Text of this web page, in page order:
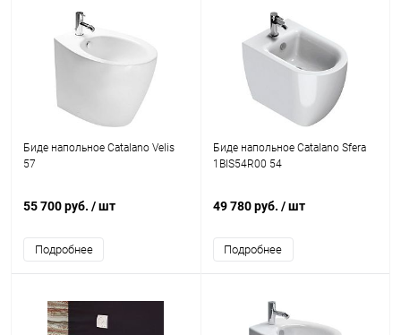
Биде напольное Catalano Velis
57
55 700 руб. / шт
Подробнее
Биде напольное Catalano Sfera
1BIS54R00 54
49 780 руб. / шт
Подробнее